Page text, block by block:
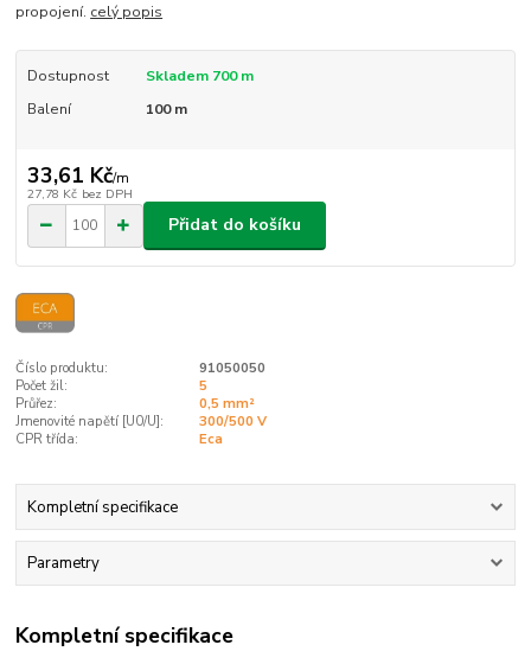
propojení. celý popis
Dostupnost
Skladem 700 m
Balení
100 m
33,61 Kč/m
27,78 Kč bez DPH
Přidat do košíku
Číslo produktu:
91050050
Počet žil:
5
Průřez:
0,5 mm²
Jmenovité napětí [U0/U]:
300/500 V
CPR třída:
Eca
Kompletní specifikace
Parametry
Kompletní specifikace